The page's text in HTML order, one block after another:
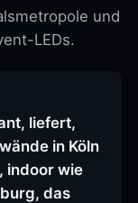
und
LEDs.
liefert,
in Köln
indoor wie
das